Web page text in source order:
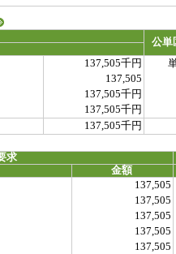
公単
137,505千円
137,505
137,505千円
137,505千円
137,505千円
求
金額
137,505
137,505
137,505
137,505
137,505